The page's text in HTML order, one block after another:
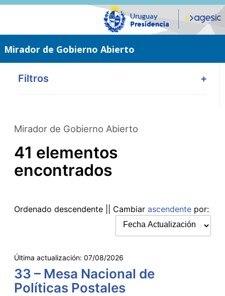
Saltar
Mirador de Gobierno Abierto
Filtros +
Mirador de Gobierno Abierto
41 elementos
encontrados
Ordenado descendente || Cambiar ascendente por:
Última actualización: 07/08/2026
33 – Mesa Nacional de
Políticas Postales